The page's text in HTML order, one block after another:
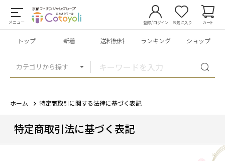
メニュー
カテゴリから探す
登録/ログイン お気に入り カート
トップ 新着 送料無料 ランキング ショップ
ホーム 特定商取引に関する法律に基づく表記
特定商取引法に基づく表記